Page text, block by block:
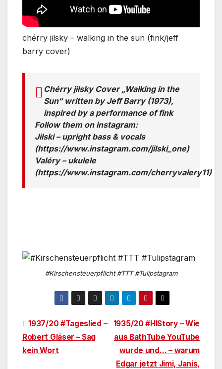
chérry jilsky – walking in the sun (fink/jeff
barry cover)
Chérry jilsky Cover „Walking in the
Sun“ written by Jeff Barry (1973),
inspired by a performance of fink
Follow them on instagram:
Jilski – upright bass & vocals
(https://www.instagram.com/jilski_one)
Valéry – ukulele
(https://www.instagram.com/cherryvalery11)
#Kirschensteuerpflicht #TTT #Tulipstagram
Beitragsnavigation
1935/20 #HIStory – Wie
aus BathTube YouTube
wurde und… – warum
Edgar jetzt Jimi, Janis,
1937/20 #Tageslied –
Robert Gläser – Sag
kein Wort